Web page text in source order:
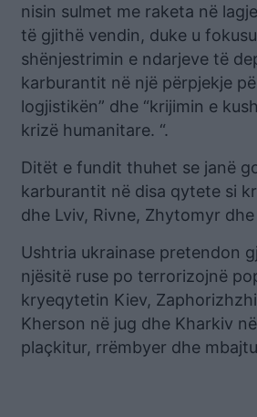
nisin sulmet me raketa në
të gjithë vendin, duke u
shënjestrimin e ndarjeve të
karburantit në një përpjekje
logjistikën” dhe “krijimin e
krizë humanitare. “.
Ditët e fundit thuhet se janë
karburantit në disa qytete si
dhe Lviv, Rivne, Zhytomyr
Ushtria ukrainase pretendon
njësitë ruse po terrorizojnë
kryeqytetin Kiev,
Kherson në jug dhe Kharkiv
plaçkitur, rrëmbyer dhe